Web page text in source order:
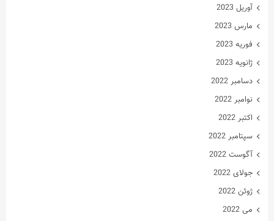
آوریل 2023
مارس 2023
فوریه 2023
ژانویه 2023
دسامبر 2022
نوامبر 2022
اکتبر 2022
سپتامبر 2022
آگوست 2022
جولای 2022
ژوئن 2022
می 2022